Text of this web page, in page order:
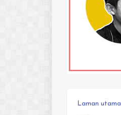
Laman utama